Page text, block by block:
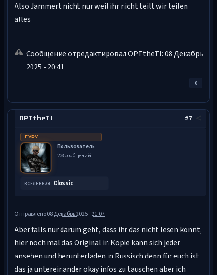
Also Jammert nicht nur weil ihr nicht teilt wir teilen
alles
Сообщение отредактировал OPTtheTI: 08 Декабрь
2025 - 20:41
0
#7
OPTtheTI
ГУРУ
Пользователь
238 сообщений
ВСЕЛЕННАЯ Classic
Отправлено08 Декабрь 2025 - 21:07
Aber falls nur darum geht, dass ihr das nicht lesen könnt,
hier noch mal das Original in Kopie kann sich jeder
ansehen und herunterladen in Russisch denn für euch ist
das ja untereinander okay infos zu tauschen aber ich